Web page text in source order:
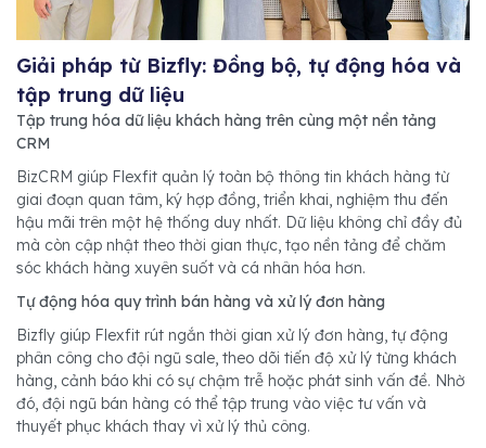
Giải pháp từ Bizfly: Đồng bộ, tự động hóa và
tập trung dữ liệu
Tập trung hóa dữ liệu khách hàng trên cùng một nền tảng
CRM
BizCRM giúp Flexfit quản lý toàn bộ thông tin khách hàng từ
giai đoạn quan tâm, ký hợp đồng, triển khai, nghiệm thu đến
hậu mãi trên một hệ thống duy nhất. Dữ liệu không chỉ đầy đủ
mà còn cập nhật theo thời gian thực, tạo nền tảng để chăm
sóc khách hàng xuyên suốt và cá nhân hóa hơn.
Tự động hóa quy trình bán hàng và xử lý đơn hàng
Bizfly giúp Flexfit rút ngắn thời gian xử lý đơn hàng, tự động
phân công cho đội ngũ sale, theo dõi tiến độ xử lý từng khách
hàng, cảnh báo khi có sự chậm trễ hoặc phát sinh vấn đề. Nhờ
đó, đội ngũ bán hàng có thể tập trung vào việc tư vấn và
thuyết phục khách thay vì xử lý thủ công.